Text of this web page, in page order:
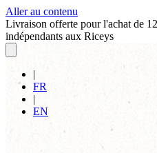
Aller au contenu
Livraison offerte pour l'achat de
indépendants aux Riceys
|
FR
|
EN